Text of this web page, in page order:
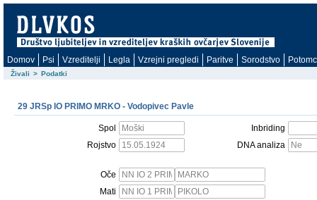
Domov Psi Vzreditelji Legla Vzrejni pregledi Paritve Sorodstvo
Živali > Podatki
29 JRSp IO PRIMO MRKO - Vodopivec Pavle
Spol
Inbriding
Rojstvo
DNA analiza
Oče
Mati